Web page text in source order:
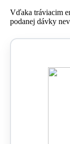
Vďaka tráviacim
podanej dávky